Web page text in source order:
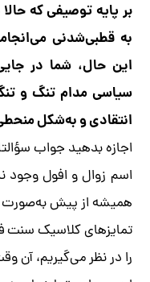
بر پایه توصیفی که
به قطبی‌شدنی
این حال، شما در
سیاسی مدام تنگ و
انتقادی و به‌شکل
اجازه بدهید جواب
اسم زوال و افول وجود
همیشه از پیش به‌صورت
تمایزهای کلاسیک
را در نظر می‌گیریم، آن